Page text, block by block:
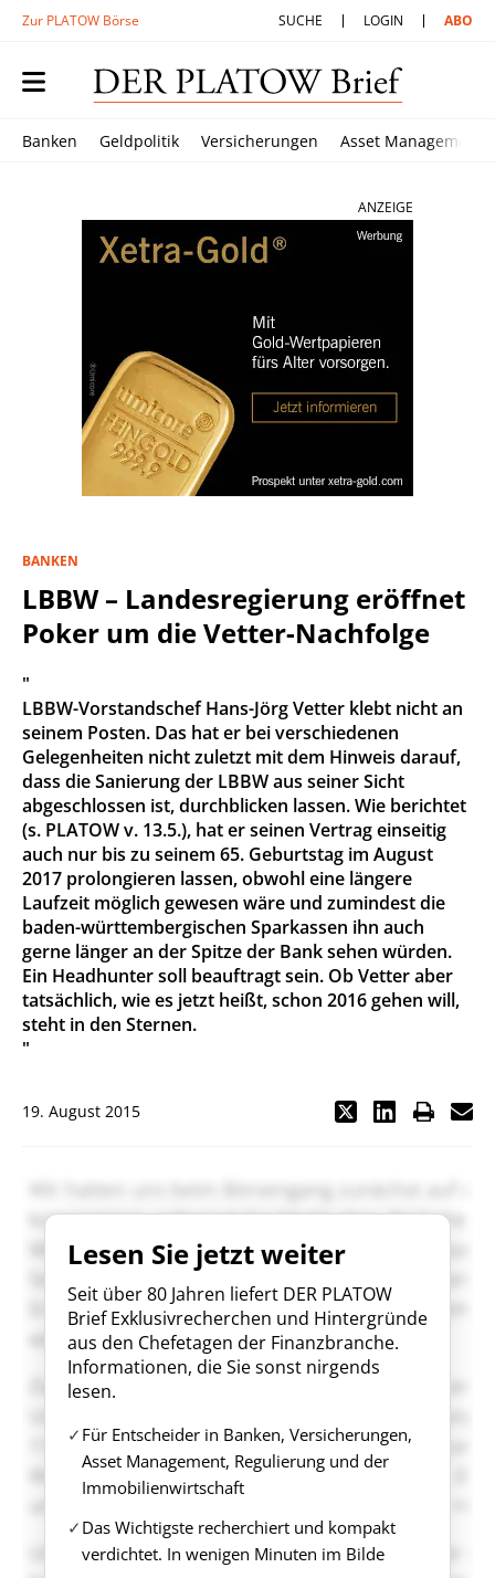
Zur PLATOW Börse SUCHE LOGIN ABO
Banken Geldpolitik Versicherungen Asset Management
ANZEIGE
BANKEN
LBBW – Landesregierung eröffnet
Poker um die Vetter-Nachfolge
"
LBBW-Vorstandschef Hans-Jörg Vetter klebt nicht an
seinem Posten. Das hat er bei verschiedenen
Gelegenheiten nicht zuletzt mit dem Hinweis darauf,
dass die Sanierung der LBBW aus seiner Sicht
abgeschlossen ist, durchblicken lassen. Wie berichtet
(s. PLATOW v. 13.5.), hat er seinen Vertrag einseitig
auch nur bis zu seinem 65. Geburtstag im August
2017 prolongieren lassen, obwohl eine längere
Laufzeit möglich gewesen wäre und zumindest die
baden-württembergischen Sparkassen ihn auch
gerne länger an der Spitze der Bank sehen würden.
Ein Headhunter soll beauftragt sein. Ob Vetter aber
tatsächlich, wie es jetzt heißt, schon 2016 gehen will,
steht in den Sternen.
"
19. August 2015
Lesen Sie jetzt weiter
Seit über 80 Jahren liefert DER PLATOW
Brief Exklusivrecherchen und Hintergründe
aus den Chefetagen der Finanzbranche.
Informationen, die Sie sonst nirgends
lesen.
Für Entscheider in Banken, Versicherungen,
Asset Management, Regulierung und der
Immobilienwirtschaft
Das Wichtigste recherchiert und kompakt
verdichtet. In wenigen Minuten im Bilde